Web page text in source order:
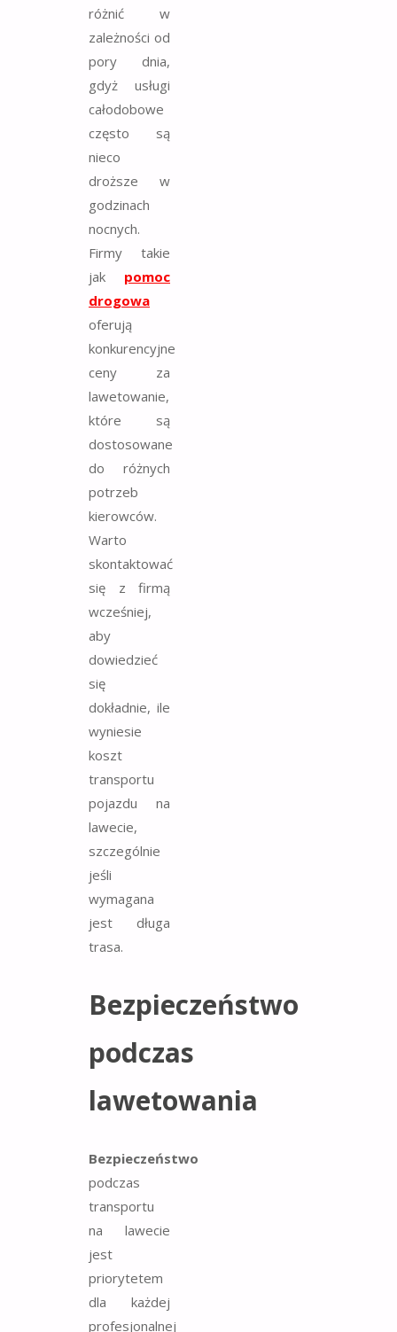
różnić w
zależności od
pory dnia,
gdyż usługi
całodobowe
często są
nieco
droższe w
godzinach
nocnych.
Firmy takie
jak pomoc
drogowa
oferują
konkurencyjne
ceny za
lawetowanie,
które są
dostosowane
do różnych
potrzeb
kierowców.
Warto
skontaktować
się z firmą
wcześniej,
aby
dowiedzieć
się
dokładnie, ile
wyniesie
koszt
transportu
pojazdu na
lawecie,
szczególnie
jeśli
wymagana
jest długa
trasa.
Bezpieczeństwo
podczas
lawetowania
Bezpieczeństwo
podczas
transportu
na lawecie
jest
priorytetem
dla każdej
profesjonalnej